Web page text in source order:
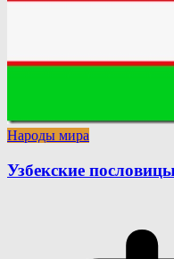
Народы мира
Узбекские